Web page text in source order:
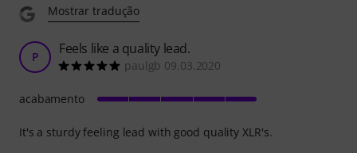
Mostrar tradução
P Feels like a quality lead.
paulgb 09.03.2020
It's a sturdy feeling lead with good quality XLR's.
acabamento